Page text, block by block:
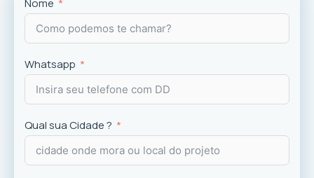
experiência dos usuários.
Nome
Whatsapp
Qual sua Cidade ?